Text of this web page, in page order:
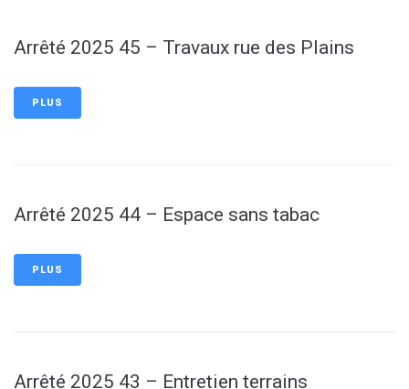
Arrêté 2025 45 – Travaux rue des Plains
PLUS
Arrêté 2025 44 – Espace sans tabac
PLUS
Arrêté 2025 43 – Entretien terrains